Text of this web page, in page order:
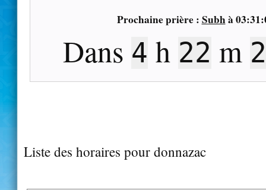
Prochaine prière : Subhà
Dans 4 h 22 m
Liste des horaires pour donnazac